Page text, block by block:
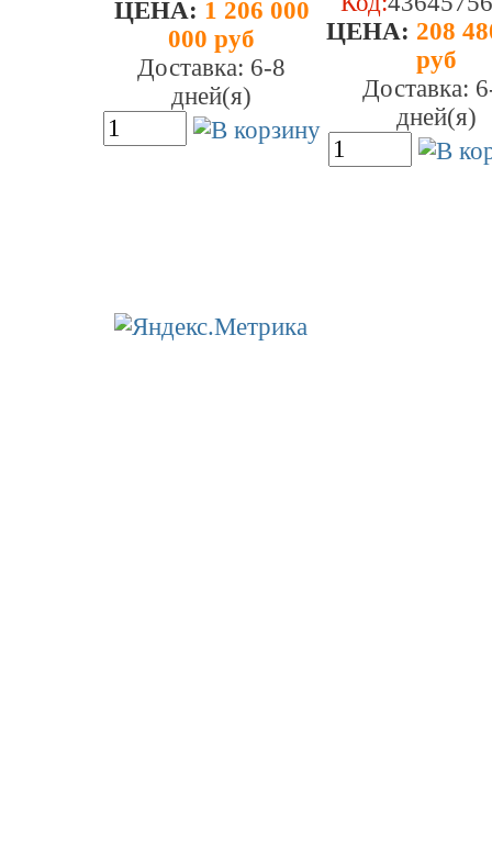
ЦEHA: 1 206 000
000 руб
Доставка: 6-8
дней(я)
ЦEHA: 208
руб
Доставка:
дней(я)